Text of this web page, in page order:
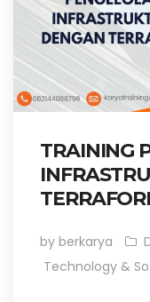
TRAINING
by berkarya
Technology &